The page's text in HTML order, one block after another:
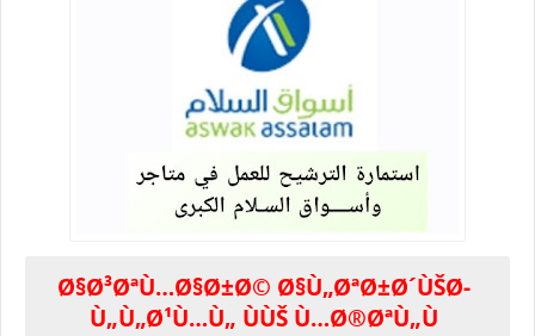
Ø§Ø³ØªÙ…Ø§Ø±Ø© Ø§Ù„ØªØ±Ø´ÙŠØ­
Ù„Ù„Ø¹Ù…Ù„ ÙÙŠ Ù…Ø®ØªÙ„Ù